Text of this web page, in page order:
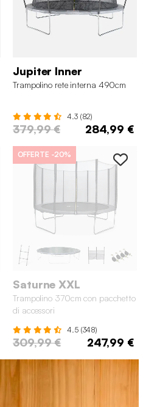
Jupiter Inner
Trampolino rete interna 490cm
4.3 (82)
379,99 € 284,99 €
OFFERTE -20%
Saturne XXL
Trampolino 370cm con pacchetto
di accessori
4.5 (348)
309,99 € 247,99 €